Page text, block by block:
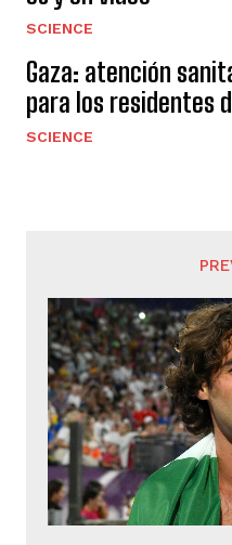
SCIENCE
Gaza: atención
para los residentes
SCIENCE